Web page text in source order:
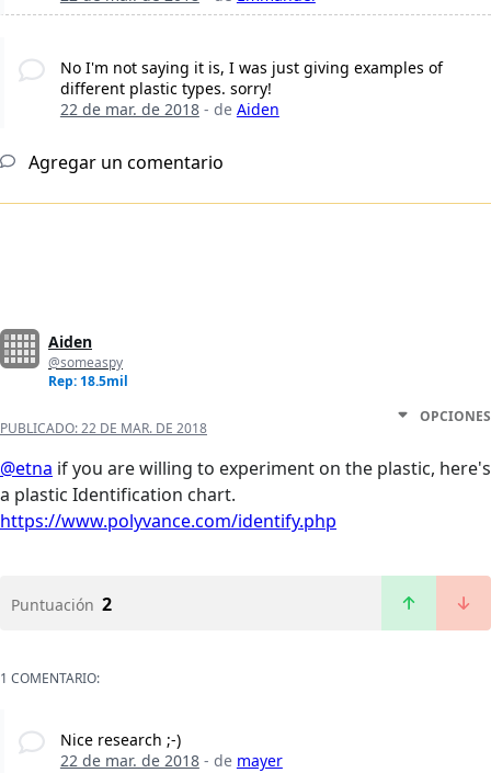
No I'm not saying it is, I was just giving examples of
different plastic types. sorry!
22 de mar. de 2018- de Aiden
Agregar un comentario
Aiden
@someaspy
Rep: 18.5mil
PUBLICADO:22 DE MAR. DE 2018
OPCIONES
@etna if you are willing to experiment on the plastic, here's
a plastic Identification chart.
https://www.polyvance.com/identify.php
Puntuación 2
1 COMENTARIO:
Nice research ;-)
22 de mar. de 2018- de mayer